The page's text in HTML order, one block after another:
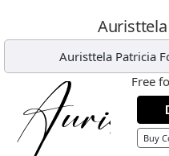
Auristtela Patricia
Free
Buy